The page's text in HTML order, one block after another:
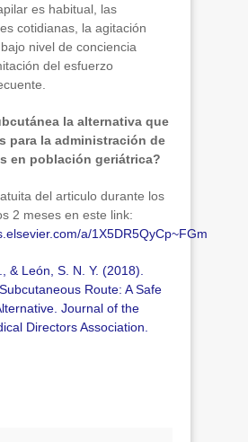
es habitual, las
cotidianas, la agitación
nivel de conciencia
del esfuerzo
la alternativa que
para la administración de
en población geriátrica?
del articulo durante los
2 meses en este link:
a/1X5DR5QyCp~FGm
& León, S. N. Y. (2018).
Route: A Safe
Journal of the
Directors Association